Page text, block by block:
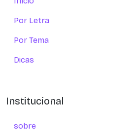
Por Letra
Por Tema
Dicas
Institucional
sobre